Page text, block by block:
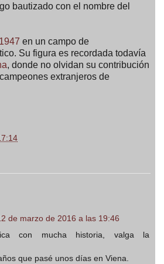
bautizado con el nombre del
en un campo de
Su figura es recordada todavía
, donde no olvidan su contribución
extranjeros de
de marzo de 2016 a las 19:46
con mucha historia, valga la
que pasé unos días en Viena.